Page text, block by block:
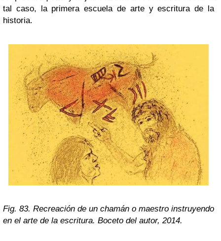
tal caso, la primera escuela de arte y escritura de la
historia.
Fig. 83. Recreación de un chamán o maestro instruyendo
en el arte de la escritura. Boceto del autor, 2014.